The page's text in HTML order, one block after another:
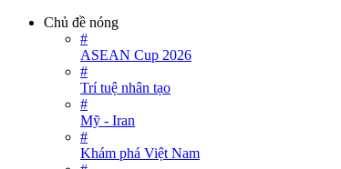
Chủ đề nóng
#
ASEAN Cup 2026
#
Trí tuệ nhân tạo
#
Mỹ - Iran
#
Khám phá Việt Nam